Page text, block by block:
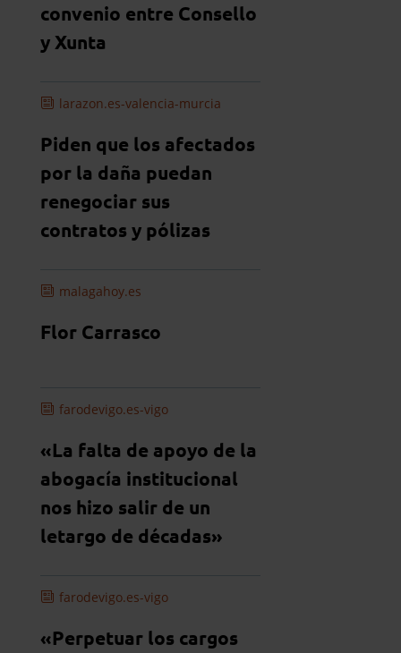
convenio entre Consello
y Xunta
larazon.es-valencia-murcia
Piden que los afectados
por la daña puedan
renegociar sus
contratos y pólizas
malagahoy.es
Flor Carrasco
farodevigo.es-vigo
«La falta de apoyo de la
abogacía institucional
nos hizo salir de un
letargo de décadas»
farodevigo.es-vigo
«Perpetuar los cargos